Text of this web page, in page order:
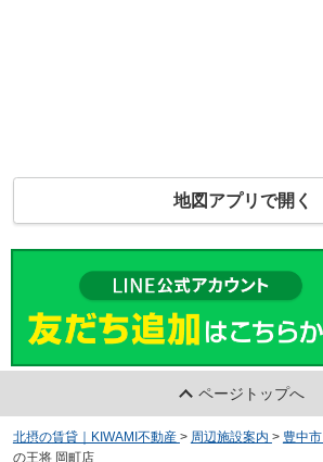
地図アプリで開く
ページトップへ
北摂の賃貸｜KIWAMI不動産 > 周辺施設案内 > 豊中市
の王将 岡町店